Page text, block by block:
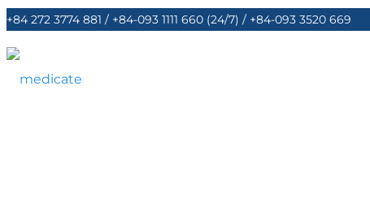
+84 272 3774 881 / +84-093 1111 660 (24/7) / +84-093 3520 669